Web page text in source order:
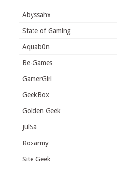
Abyssahx
State of Gaming
Aquab0n
Be-Games
GamerGirl
GeekBox
Golden Geek
JulSa
Roxarmy
Site Geek